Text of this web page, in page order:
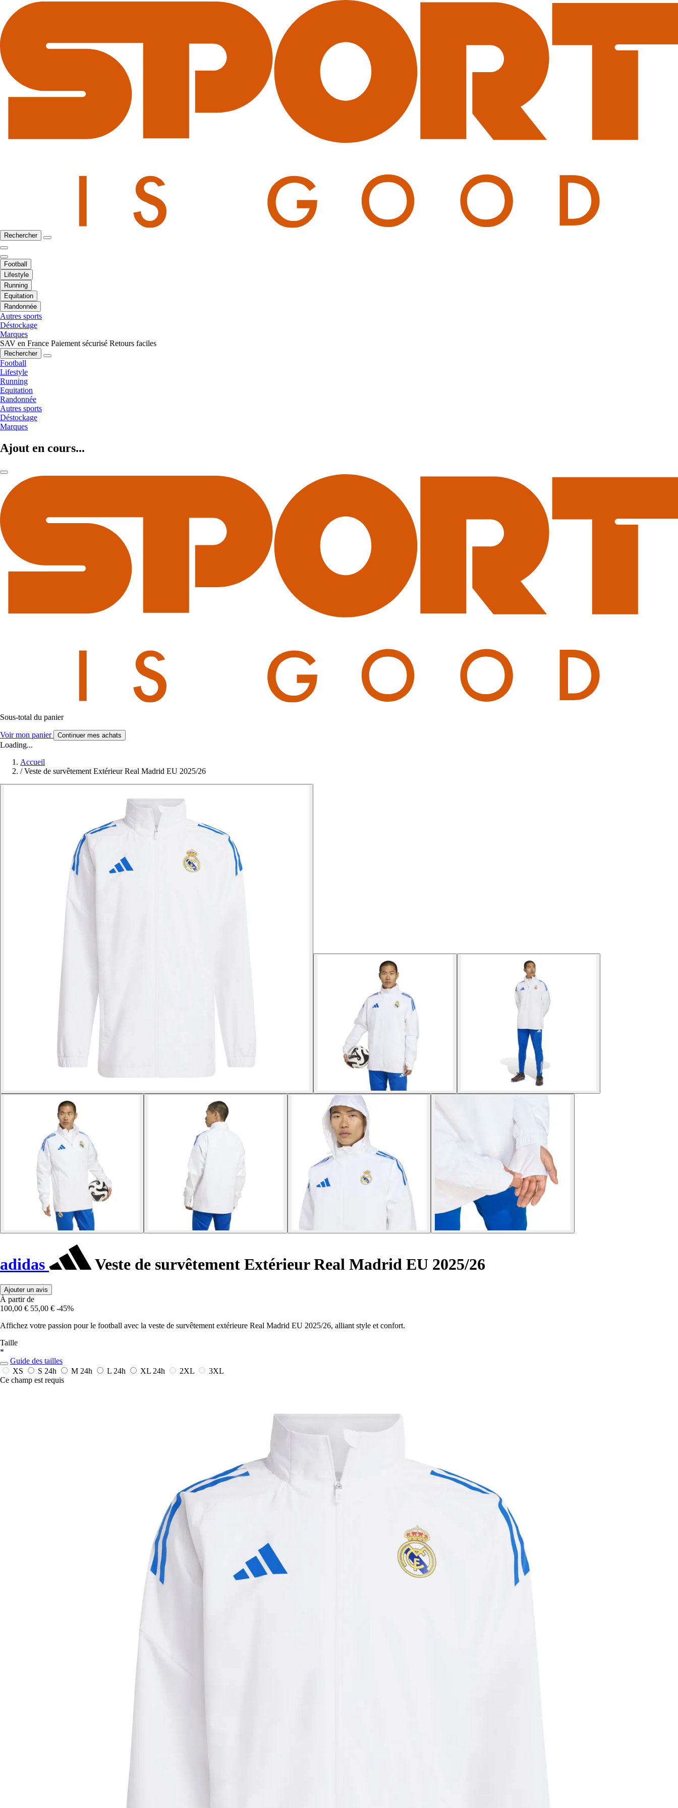
Rechercher
Football
Lifestyle
Running
Equitation
Randonnée
Autres sports
Déstockage
Marques
SAV en France Paiement sécurisé Retours faciles
Rechercher
Football
Lifestyle
Running
Equitation
Randonnée
Autres sports
Déstockage
Marques
Ajout en cours...
Sous-total du panier
Voir mon panier Continuer mes achats
Loading...
Accueil
/ Veste de survêtement Extérieur Real Madrid EU 2025/26
adidas Veste de survêtement Extérieur Real Madrid EU 2025/26
Ajouter un avis
À partir de
100,00 € 55,00 € -45%
Affichez votre passion pour le football avec la veste de survêtement extérieure Real Madrid EU 2025/26, alliant style et confort.
Taille
*
Guide des tailles
XS
S 24h M 24h L 24h XL 24h 2XL
3XL
Ce champ est requis